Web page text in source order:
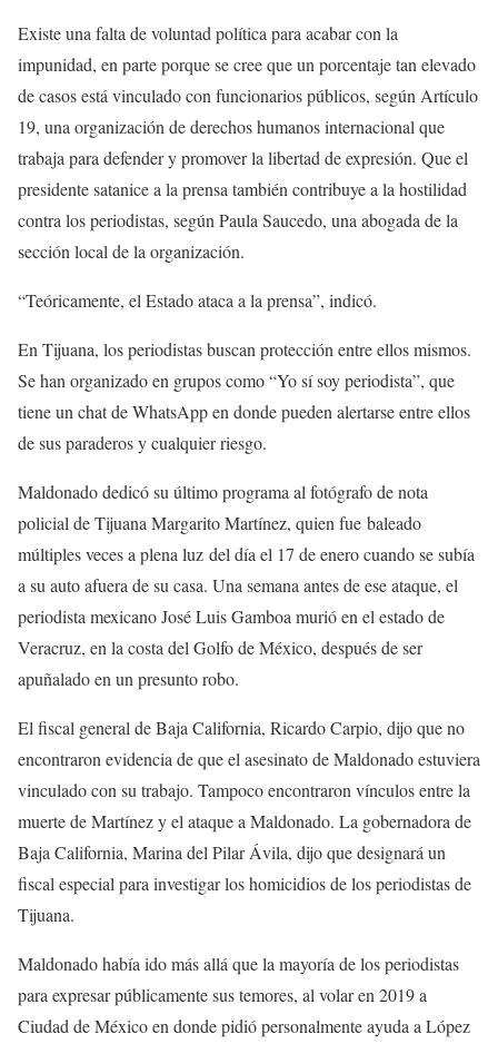
Existe una falta de voluntad política para acabar con la
impunidad, en parte porque se cree que un porcentaje tan elevado
de casos está vinculado con funcionarios públicos, según Artículo
19, una organización de derechos humanos internacional que
trabaja para defender y promover la libertad de expresión. Que el
presidente satanice a la prensa también contribuye a la hostilidad
contra los periodistas, según Paula Saucedo, una abogada de la
sección local de la organización.
“Teóricamente, el Estado ataca a la prensa”, indicó.
En Tijuana, los periodistas buscan protección entre ellos mismos.
Se han organizado en grupos como “Yo sí soy periodista”, que
tiene un chat de WhatsApp en donde pueden alertarse entre ellos
de sus paraderos y cualquier riesgo.
Maldonado dedicó su último programa al fotógrafo de nota
policial de Tijuana Margarito Martínez, quien fue baleado
múltiples veces a plena luz del día el 17 de enero cuando se subía
a su auto afuera de su casa. Una semana antes de ese ataque, el
periodista mexicano José Luis Gamboa murió en el estado de
Veracruz, en la costa del Golfo de México, después de ser
apuñalado en un presunto robo.
El fiscal general de Baja California, Ricardo Carpio, dijo que no
encontraron evidencia de que el asesinato de Maldonado estuviera
vinculado con su trabajo. Tampoco encontraron vínculos entre la
muerte de Martínez y el ataque a Maldonado. La gobernadora de
Baja California, Marina del Pilar Ávila, dijo que designará un
fiscal especial para investigar los homicidios de los periodistas de
Tijuana.
Maldonado había ido más allá que la mayoría de los periodistas
para expresar públicamente sus temores, al volar en 2019 a
Ciudad de México en donde pidió personalmente ayuda a López